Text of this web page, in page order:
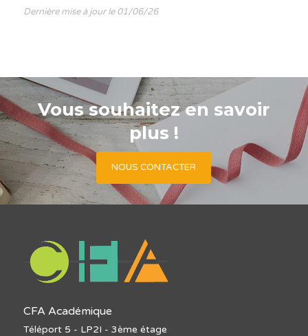
Dernière mise à jour le 01/06/26
Vous souhaitez en savoir
plus !
NOUS CONTACTER
CFA Académique
Téléport 5 - LP2I - 3ème étage